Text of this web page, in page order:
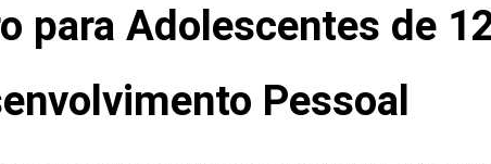
para Adolescentes de
Pessoal